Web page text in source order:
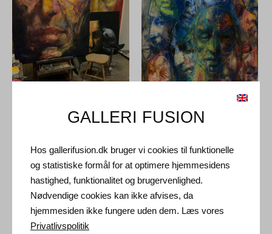
Malerier Til Salg
GALLERI FUSION
Hos gallerifusion.dk bruger vi cookies til funktionelle
og statistiske formål for at optimere hjemmesidens
hastighed, funktionalitet og brugervenlighed.
Nødvendige cookies kan ikke afvises, da
hjemmesiden ikke fungere uden dem. Læs vores
Privatlivspolitik